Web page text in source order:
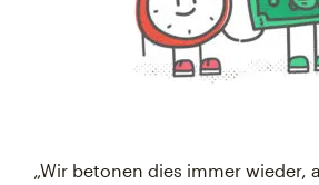
„Wir betonen dies immer wieder,